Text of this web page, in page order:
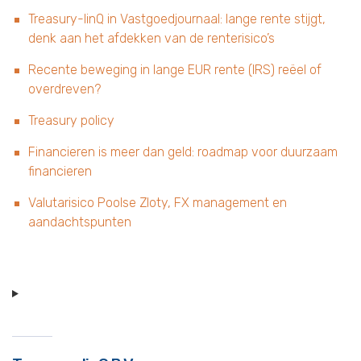
Treasury-linQ in Vastgoedjournaal: lange rente stijgt,
denk aan het afdekken van de renterisico’s
Recente beweging in lange EUR rente (IRS) reëel of
overdreven?
Treasury policy
Financieren is meer dan geld: roadmap voor duurzaam
financieren
Valutarisico Poolse Zloty, FX management en
aandachtspunten